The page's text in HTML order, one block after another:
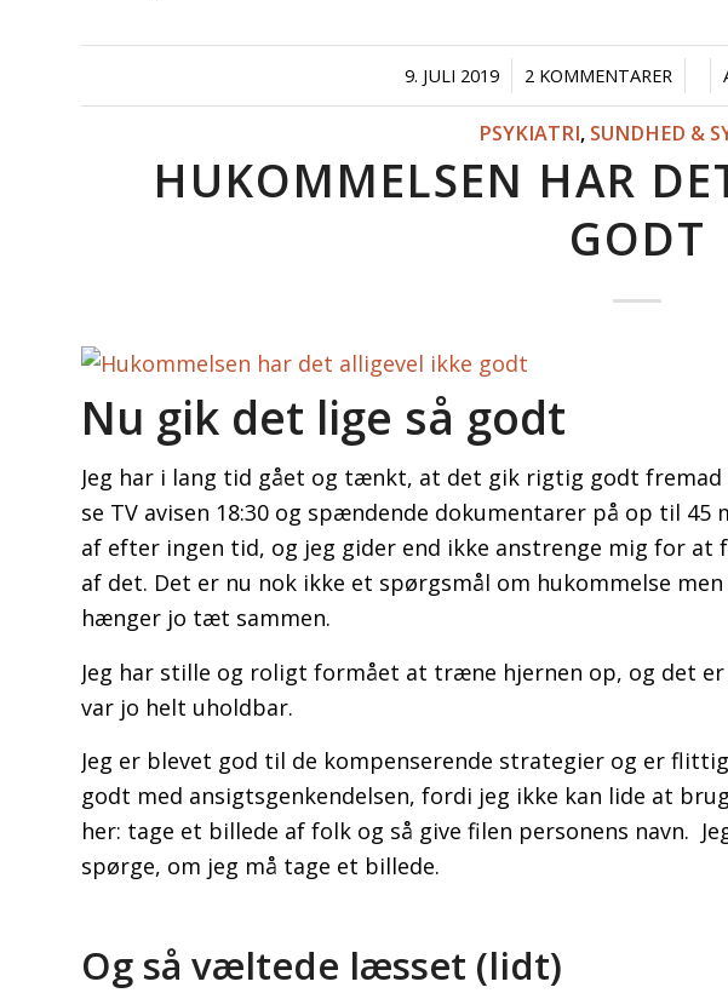
9. JULI 2019
/ 2 KOMMENTARER
/ /
PSYKIATRI, SUNDHED &
HUKOMMELSEN HAR
GODT
Nu gik det lige så godt
Jeg har i lang tid gået og tænkt, at det gik rigtig godt fremad
se TV avisen 18:30 og spændende dokumentarer på op til
af efter ingen tid, og jeg gider end ikke anstrenge mig for at
af det. Det er nu nok ikke et spørgsmål om hukommelse
hænger jo tæt sammen.
Jeg har stille og roligt formået at træne hjernen op, og det
var jo helt uholdbar.
Jeg er blevet god til de kompenserende strategier og er
godt med ansigtsgenkendelsen, fordi jeg ikke kan lide at
her: tage et billede af folk og så give filen personens navn.
spørge, om jeg må tage et billede.
Og så væltede læsset (lidt)